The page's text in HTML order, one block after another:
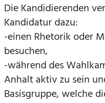
Die Kandidierenden
Kandidatur dazu:
-einen Rhetorik oder
besuchen,
-während des
Anhalt aktiv zu sein
Basisgruppe, welche